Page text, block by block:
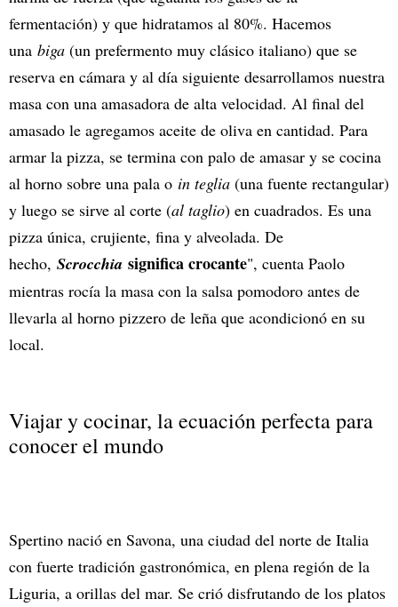
fermentación) y que hidratamos al 80%. Hacemos
una biga (un prefermento muy clásico italiano) que se
reserva en cámara y al día siguiente desarrollamos nuestra
masa con una amasadora de alta velocidad. Al final del
amasado le agregamos aceite de oliva en cantidad. Para
armar la pizza, se termina con palo de amasar y se cocina
al horno sobre una pala o in teglia (una fuente rectangular)
y luego se sirve al corte (al taglio) en cuadrados. Es una
pizza única, crujiente, fina y alveolada. De
hecho, Scrocchia significa crocante", cuenta Paolo
mientras rocía la masa con la salsa pomodoro antes de
llevarla al horno pizzero de leña que acondicionó en su
local.
Viajar y cocinar, la ecuación perfecta para
conocer el mundo
Spertino nació en Savona, una ciudad del norte de Italia
con fuerte tradición gastronómica, en plena región de la
Liguria, a orillas del mar. Se crió disfrutando de los platos